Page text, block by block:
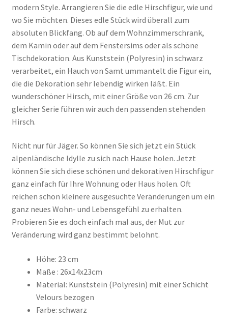
modern Style. Arrangieren Sie die edle Hirschfigur, wie und
wo Sie möchten. Dieses edle Stück wird überall zum
absoluten Blickfang. Ob auf dem Wohnzimmerschrank,
dem Kamin oder auf dem Fenstersims oder als schöne
Tischdekoration. Aus Kunststein (Polyresin) in schwarz
verarbeitet, ein Hauch von Samt ummantelt die Figur ein,
die die Dekoration sehr lebendig wirken läßt. Ein
wunderschöner Hirsch, mit einer Größe von 26 cm. Zur
gleicher Serie führen wir auch den passenden stehenden
Hirsch.
Nicht nur für Jäger. So können Sie sich jetzt ein Stück
alpenländische Idylle zu sich nach Hause holen. Jetzt
können Sie sich diese schönen und dekorativen Hirschfigur
ganz einfach für Ihre Wohnung oder Haus holen. Oft
reichen schon kleinere ausgesuchte Veränderungen um ein
ganz neues Wohn- und Lebensgefühl zu erhalten.
Probieren Sie es doch einfach mal aus, der Mut zur
Veränderung wird ganz bestimmt belohnt.
Höhe: 23 cm
Maße : 26x14x23cm
Material: Kunststein (Polyresin) mit einer Schicht
Velours bezogen
Farbe: schwarz